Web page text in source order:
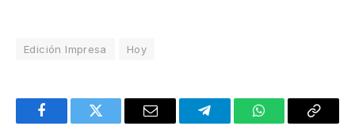
Edición Impresa Hoy
FacebookTwitter Email TelegramWhatsAppCopy